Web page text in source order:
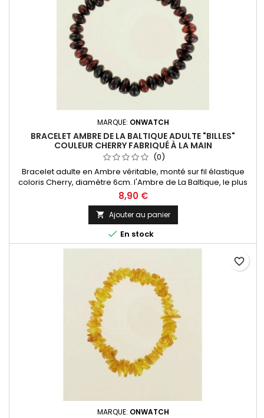
MARQUE: ONWATCH
BRACELET AMBRE DE LA BALTIQUE ADULTE "BILLES"
COULEUR CHERRY FABRIQUÉ À LA MAIN
(0)
Bracelet adulte en Ambre véritable, monté sur fil élastique
coloris Cherry, diamètre 6cm. l'Ambre de La Baltique, le plus
réputé au monde ! Livré dans un sachet organza
8,90 €
 Ajouter au panier
 En stock
MARQUE: ONWATCH
favorite_border